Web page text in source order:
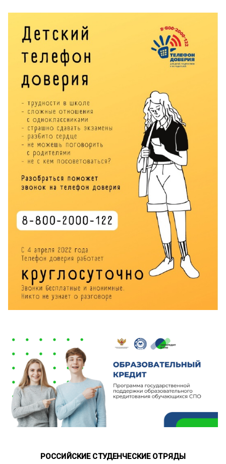
РОССИЙСКИЕ СТУДЕНЧЕСКИЕ ОТРЯДЫ